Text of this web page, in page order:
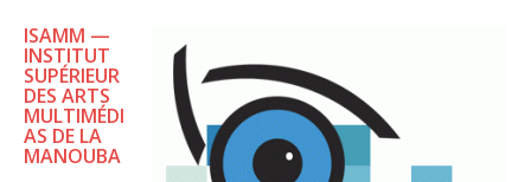
ISAMM —
INSTITUT
SUPÉRIEUR
DES ARTS
MULTIMÉDI
AS DE LA
MANOUBA